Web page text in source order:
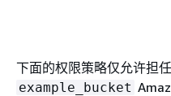
下面的权限策略仅允许担
example_bucket